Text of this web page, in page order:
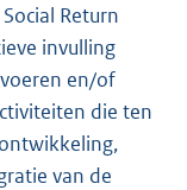
Return
invulling
en/of
die ten
van de